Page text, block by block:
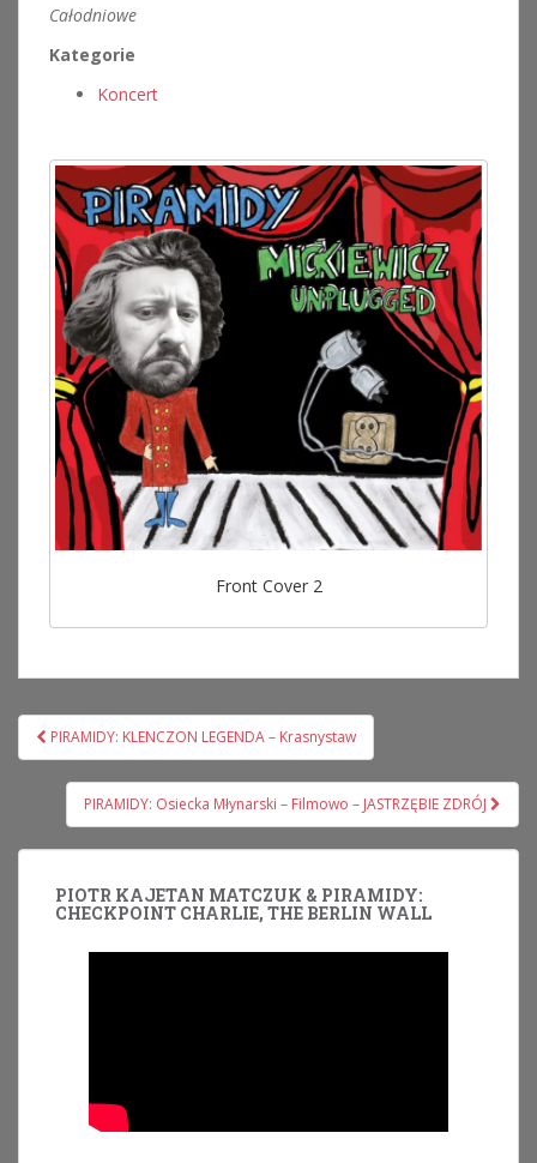
Całodniowe
Kategorie
Koncert
Front Cover 2
Nawigacja
wpisu
PIRAMIDY: KLENCZON LEGENDA – Krasnystaw
PIRAMIDY: Osiecka Młynarski – Filmowo – JASTRZĘBIE ZDRÓJ
PIOTR KAJETAN MATCZUK & PIRAMIDY:
CHECKPOINT CHARLIE, THE BERLIN WALL